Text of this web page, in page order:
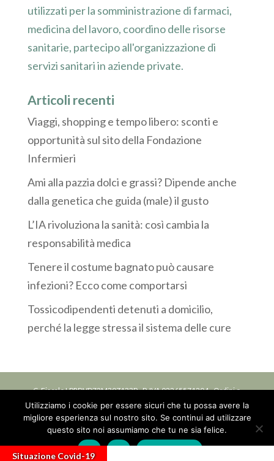
utilizzati per la somministrazione di farmaci,
medicina del lavoro, coordino delle risorse
sanitarie, partecipo all'organizzazione di
servizi sanitari in aziende private.
Articoli recenti
Viaggi, shopping e tempo libero: sconti e
opportunità sul sito della Fondazione
Infermieri
Ami alla pazzia dolci e grassi? Dipende anche
dalla genetica che guida (male) il gusto
L’IA rivoluziona la sanità: così cambia la
responsabilità medica
Tenere il costume bagnato può causare
infezioni? Ecco come comportarsi
Tossicodipendenti detenuti a domicilio,
perché la legge stressa il sistema delle cure
C. Fiscale LPRDVD72M30Z133P - P. IVA 02265571204 - Ordini o
Collegi: Iscrizione ordine delle professioni infermieristiche OPI
della Provincia di Bologna, n. 6588 DEL 07/07/1994 -Privacy
Situazione Covid-19
Utilizziamo i cookie per essere sicuri che tu possa avere la
migliore esperienza sul nostro sito. Se continui ad utilizzare
questo sito noi assumiamo che tu ne sia felice.
Ok
No Privacy policy